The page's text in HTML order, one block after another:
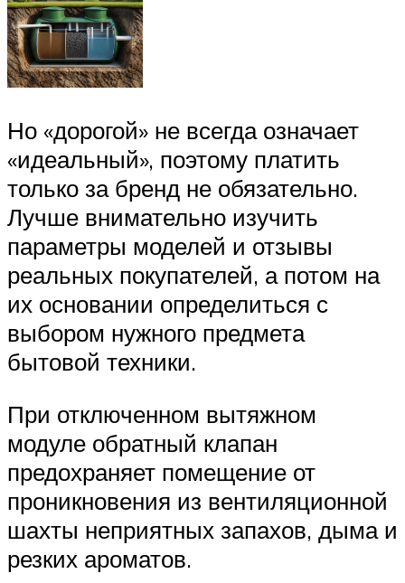
Но «дорогой» не всегда означает
«идеальный», поэтому платить
только за бренд не обязательно.
Лучше внимательно изучить
параметры моделей и отзывы
реальных покупателей, а потом на
их основании определиться с
выбором нужного предмета
бытовой техники.
При отключенном вытяжном
модуле обратный клапан
предохраняет помещение от
проникновения из вентиляционной
шахты неприятных запахов, дыма и
резких ароматов.